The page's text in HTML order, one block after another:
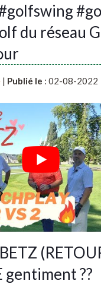
du réseau
| Publié le : 02-08-2022
gentiment ??